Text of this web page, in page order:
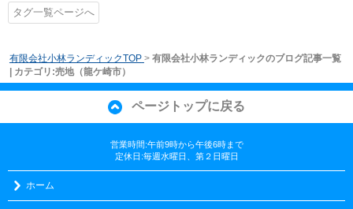
タグ一覧ページへ
有限会社小林ランディックTOP > 有限会社小林ランディックのブログ記事一覧
| カテゴリ:売地（龍ケ崎市）
ページトップに戻る
営業時間:午前9時から午後6時まで
定休日:毎週水曜日、第２日曜日
ホーム